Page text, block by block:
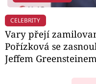
CELEBRITY
Vary přejí
Pořízková se
Jeffem